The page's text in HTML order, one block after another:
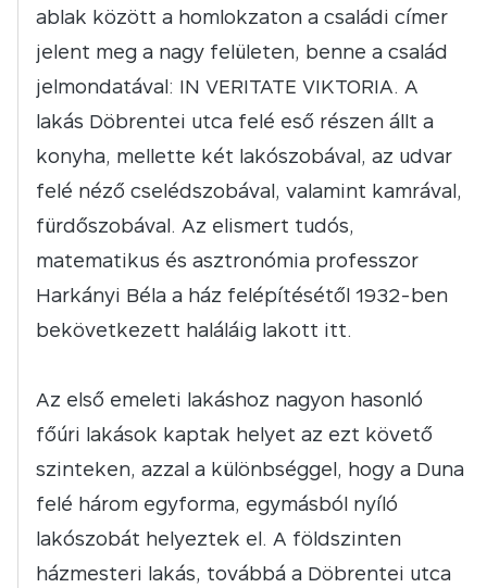
ablak között a homlokzaton a családi címer
jelent meg a nagy felületen, benne a család
jelmondatával: IN VERITATE VIKTORIA. A
lakás Döbrentei utca felé eső részen állt a
konyha, mellette két lakószobával, az udvar
felé néző cselédszobával, valamint kamrával,
fürdőszobával. Az elismert tudós,
matematikus és asztronómia professzor
Harkányi Béla a ház felépítésétől 1932-ben
bekövetkezett haláláig lakott itt.
Az első emeleti lakáshoz nagyon hasonló
főúri lakások kaptak helyet az ezt követő
szinteken, azzal a különbséggel, hogy a Duna
felé három egyforma, egymásból nyíló
lakószobát helyeztek el. A földszinten
házmesteri lakás, továbbá a Döbrentei utca